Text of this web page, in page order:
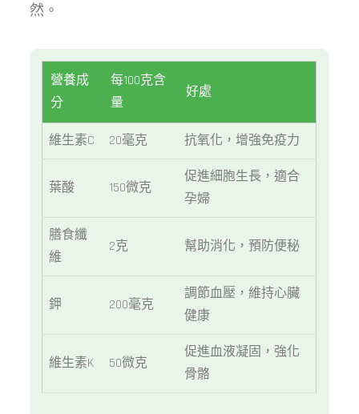
然。
營養成
分
每100克含
量
好處
維生素C 20毫克 抗氧化，增強免疫力
葉酸 150微克
促進細胞生長，適合
孕婦
膳食纖
維
2克 幫助消化，預防便秘
鉀 200毫克
調節血壓，維持心臟
健康
維生素K 50微克
促進血液凝固，強化
骨骼